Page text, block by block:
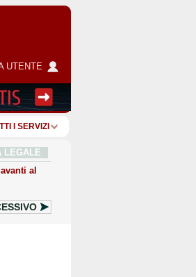
UTENTE
I SERVIZI
LEGALE
al